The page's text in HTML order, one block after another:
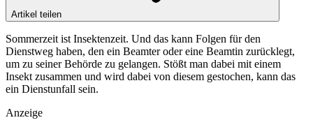
Artikel teilen
Sommerzeit ist Insektenzeit. Und das kann Folgen für den
Dienstweg haben, den ein Beamter oder eine Beamtin zurücklegt,
um zu seiner Behörde zu gelangen. Stößt man dabei mit einem
Insekt zusammen und wird dabei von diesem gestochen, kann das
ein Dienstunfall sein.
Anzeige